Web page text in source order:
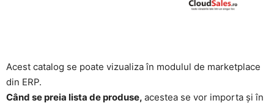
Acest catalog se poate vizualiza în modulul de marketplace
din ERP.
Când se preia lista de produse, acestea se vor importa și în